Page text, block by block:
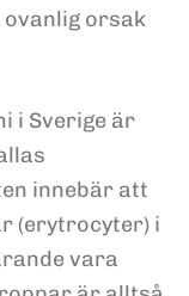
orsak
i Sverige är
innebär att
(erytrocyter) i
vara